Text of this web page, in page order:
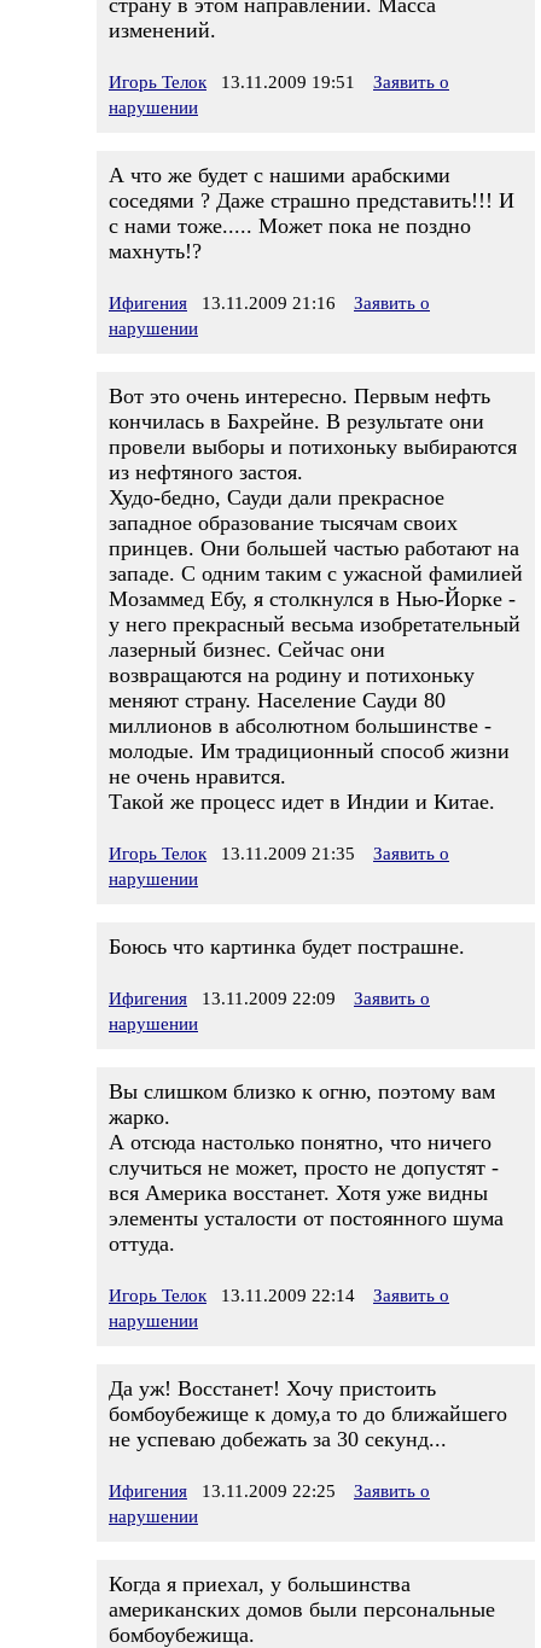
страну в этом направлении. Масса
изменений.
Игорь Телок 13.11.2009 19:51
Заявить о
нарушении
А что же будет с нашими арабскими
соседями ? Даже страшно представить!!! И
с нами тоже..... Может пока не поздно
махнуть!?
Ифигения 13.11.2009 21:16
Заявить о
нарушении
Вот это очень интересно. Первым нефть
кончилась в Бахрейне. В результате они
провели выборы и потихоньку выбираются
из нефтяного застоя.
Худо-бедно, Сауди дали прекрасное
западное образование тысячам своих
принцев. Они большей частью работают на
западе. С одним таким с ужасной фамилией
Мозаммед Ебу, я столкнулся в Нью-Йорке -
у него прекрасный весьма изобретательный
лазерный бизнес. Сейчас они
возвращаются на родину и потихоньку
меняют страну. Население Сауди 80
миллионов в абсолютном большинстве -
молодые. Им традиционный способ жизни
не очень нравится.
Такой же процесс идет в Индии и Китае.
Игорь Телок 13.11.2009 21:35
Заявить о
нарушении
Боюсь что картинка будет пострашне.
Ифигения 13.11.2009 22:09
Заявить о
нарушении
Вы слишком близко к огню, поэтому вам
жарко.
А отсюда настолько понятно, что ничего
случиться не может, просто не допустят -
вся Америка восстанет. Хотя уже видны
элементы усталости от постоянного шума
оттуда.
Игорь Телок 13.11.2009 22:14
Заявить о
нарушении
Да уж! Восстанет! Хочу пристоить
бомбоубежище к дому,а то до ближайшего
не успеваю добежать за 30 секунд...
Ифигения 13.11.2009 22:25
Заявить о
нарушении
Когда я приехал, у большинства
американских домов были персональные
бомбоубежища.